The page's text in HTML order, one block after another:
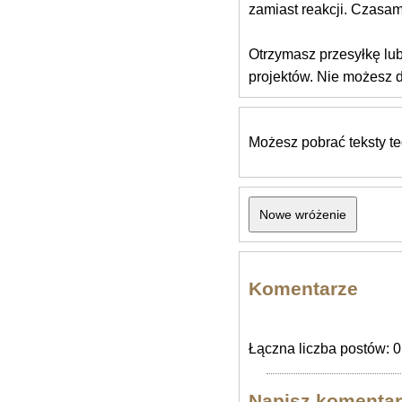
zamiast reakcji.
Otrzymasz przesyłkę
projektów. Nie możesz
Możesz pobrać teksty
Komentarze
Łączna liczba postów: 0